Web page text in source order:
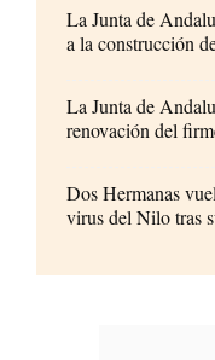
La Junta de
a la construcción
La Junta de
renovación del
Dos Hermanas
virus del Nilo tras